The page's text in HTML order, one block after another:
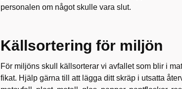
personalen om något skulle vara slut.
Källsortering för miljön
För miljöns skull källsorterar vi avfallet som blir i
fikat. Hjälp gärna till att lägga ditt skräp i utsatta